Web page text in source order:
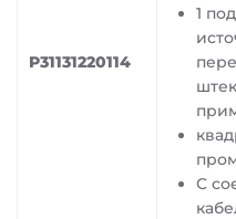
P31131220114
1
С